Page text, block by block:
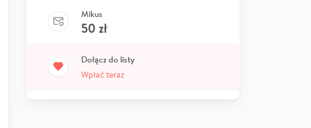
Mikus
50 zł
Dołącz do listy
Wpłać teraz